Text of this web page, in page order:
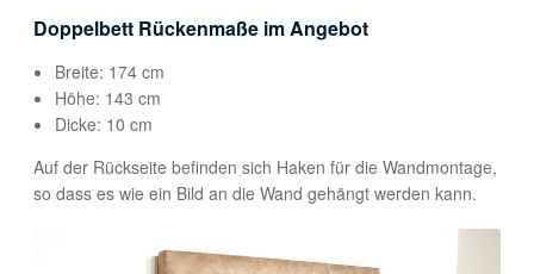
Doppelbett Rückenmaße im Angebot
Breite: 174 cm
Höhe: 143 cm
Dicke: 10 cm
Auf der Rückseite befinden sich Haken für die Wandmontage,
so dass es wie ein Bild an die Wand gehängt werden kann.